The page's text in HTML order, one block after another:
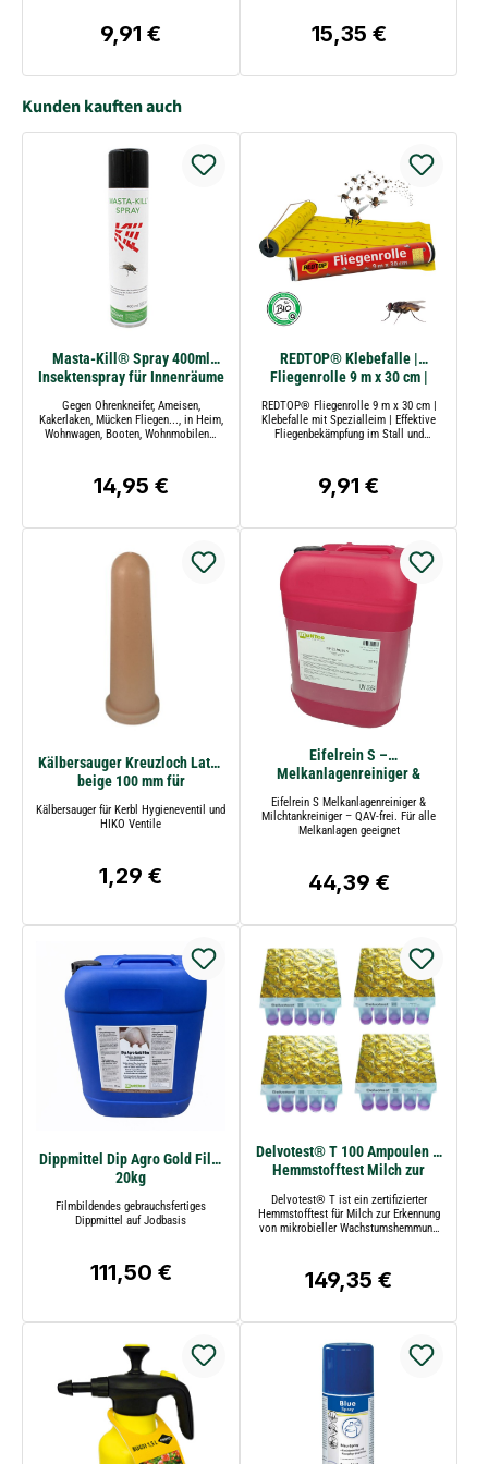
Regulärer Preis:
9,91 € Regulärer Preis:
15,35 €
Kunden kauften auch
Masta-Kill® Spray 400ml
Insektenspray für Innenräume
Gegen Ohrenkneifer, Ameisen,
Kakerlaken, Mücken Fliegen..., in Heim,
Wohnwagen, Booten, Wohnmobilen…
Regulärer Preis:
14,95 €
REDTOP® Klebefalle |
Fliegenrolle 9 m x 30 cm |
REDTOP® Fliegenrolle 9 m x 30 cm |
Klebefalle mit Spezialleim | Effektive
Fliegenbekämpfung im Stall und
Regulärer Preis:
9,91 €
Kälbersauger Kreuzloch Latex
beige 100 mm für
Kälbersauger für Kerbl Hygieneventil und
HIKO Ventile
Regulärer Preis:
1,29 €
Eifelrein S –
Melkanlagenreiniger &
Milchtankreiniger 25 kg QAV-
frei
Eifelrein S Melkanlagenreiniger &
Milchtankreiniger – QAV-frei. Für alle
Melkanlagen geeignet
Regulärer Preis:
44,39 €
Dippmittel Dip Agro Gold Film
20kg
Filmbildendes gebrauchsfertiges
Dippmittel auf Jodbasis
Regulärer Preis:
111,50 €
Delvotest® T 100 Ampoulen –
Hemmstofftest Milch zur
Wachstumshemmung wie
Antibiotikarückständen
Delvotest® T ist ein zertifizierter
Hemmstofftest für Milch zur Erkennung
von mikrobieller Wachstumshemmung
Regulärer Preis:
149,35 €